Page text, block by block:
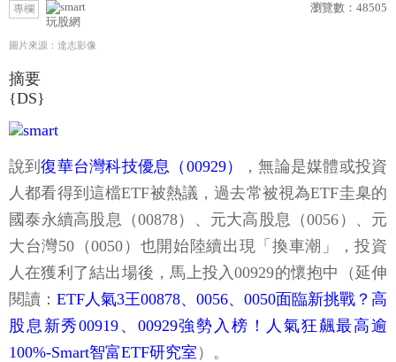
專欄
玩股網
瀏覽數： 48505
圖片來源：達志影像
摘要
{DS}
說到復華台灣科技優息（00929）
，無論是媒體或投資
人都看得到這檔ETF被熱議，過去常被視為ETF圭臬的
國泰永續高股息（00878）、元大高股息（0056）、元
大台灣50（0050）也開始陸續出現「換車潮」，投資
人在獲利了結出場後，馬上投入00929的懷抱中（延伸
閱讀： ETF人氣3王00878、0056、0050面臨新挑戰？高
股息新秀00919、00929強勢入榜！人氣狂飆最高逾
100%-Smart智富ETF研究室 ）。